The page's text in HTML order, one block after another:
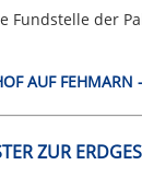
der
AUF FEHMARN
ZUR